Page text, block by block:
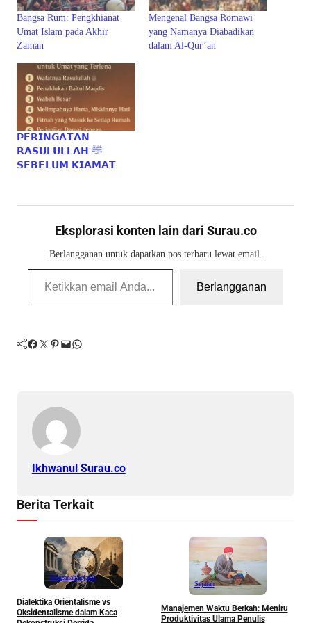
Bangsa Rum: Pengkhianat
Umat Islam pada Akhir
Zaman
Mengenal Bangsa Romawi
yang Namanya Diabadikan
dalam Al-Qur’an
𝗣𝗘𝗥𝗜𝗡𝗚𝗔𝗧𝗔𝗡
𝗥𝗔𝗦𝗨𝗟𝗨𝗟𝗟𝗔𝗛 ﷺ
𝗦𝗘𝗕𝗘𝗟𝗨𝗠 𝗞𝗜𝗔𝗠𝗔𝗧
Eksplorasi konten lain dari Surau.co
Berlangganan untuk dapatkan pos terbaru lewat email.
Ketikkan email Anda...
Berlangganan
Facebook Twitter Pinterest Mail WhatsApp
Ikhwanul Surau.co
Berita Terkait
KhazanahSejarah
Dialektika Orientalisme vs
Oksidentalisme dalam Kaca
Sejarah
Manajemen Waktu Berkah: Meniru
Produktivitas Ulama Penulis